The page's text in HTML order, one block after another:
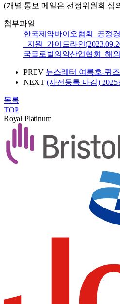
(개별 통보 메일은 선정위원회 심
첨부파일
한국제약바이오협회_공정
_지원_가이드라인
국글로벌의약산업협회_해
PREV 뉴스레터 여름호-퀴
NEXT (사전등록 마감)
목록
TOP
Royal Platinum